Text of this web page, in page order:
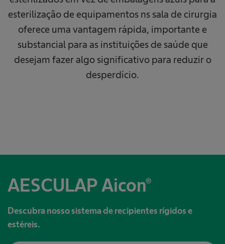
esterilização de equipamentos ns sala de cirurgia
oferece uma vantagem rápida, importante e
substancial para as instituições de saúde que
desejam fazer algo significativo para reduzir o
desperdício.
AESCULAP Aicon®
Descubra nosso sistema de recipientes rígidos e
estéreis.